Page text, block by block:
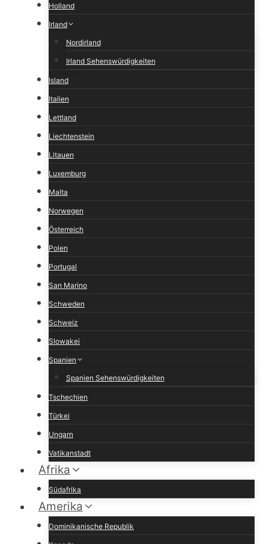
Holland
Irland
Nordirland
Irland Sehenswürdigkeiten
Island
Italien
Lettland
Liechtenstein
Litauen
Luxemburg
Malta
Norwegen
Österreich
Polen
Portugal
San Marino
Schweden
Schweiz
Slowakei
Spanien
Spanien Sehenswürdigkeiten
Tschechien
Türkei
Ungarn
Vatikanstadt
Afrika
Südafrika
Amerika
Dominikanische Republik